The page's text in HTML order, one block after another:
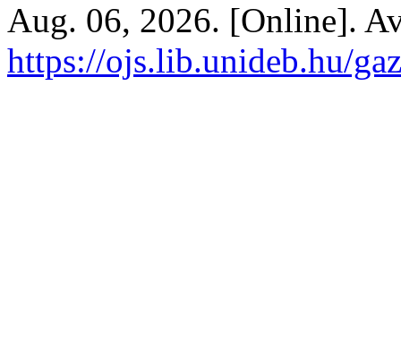
Aug. 06, 2026. [Online].
https://ojs.lib.unideb.hu/